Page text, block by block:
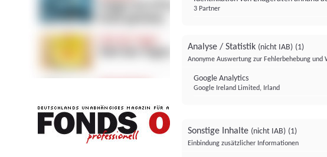
3 Partner
Analyse / Statistik (nicht IAB) (1)
Anonyme Auswertung zur Fehlerbehebung und
Google Analytics
Google Ireland Limited, Irland
Sonstige Inhalte (nicht IAB) (1)
Einbindung zusätzlicher Informationen